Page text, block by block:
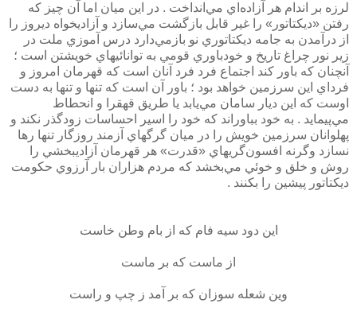
لرزه بر اندام هر آزاده‌اي مي‌انداخت . در اين ميان اما آن چيز كه
رفتن «ديكتاتور» را غير قابل بازگشت مي‌سازد و آزاديخواه ديروز را
از درآمدن به جامه ديكتاتوري نو بازمي‌دارد درس آموزي ملت در
زير نور چراغ تاريخ و خودباوري قومي به توانائيهاي خويشتن است ؛
آنچنان كه باور كند اجتماع فرد فرد آنان است كه قهرمان امروز و
فرداي اين سرزمين خواهد بود ؛ باور آن است كه تنها و تنها به دست
اوست كه اين ديار سامان مي‌يابد يا طريق قهقرا و انحطاط
مي‌پيمايد . به خود بباوراند كه خود را اسير احساسات زودگذر نكند و
پهلوانان سرزمين خويش را در ميان گرگهاي آزمند روزگار تنها رها
نسازد وگرنه افسون‌گريهاي «قدرت» هر قهرمان آزاديبخشي را
روش و خلق و خوئي مي‌بخشد كه مردم هزاران بار آرزوي حكومت
ديكتاتور پيشين را بكنند .
اين دود سيه فام كه از بام وطن خاست
از ماست كه بر ماست
وين شعله سوزان كه بر آمد ز چپ و راست